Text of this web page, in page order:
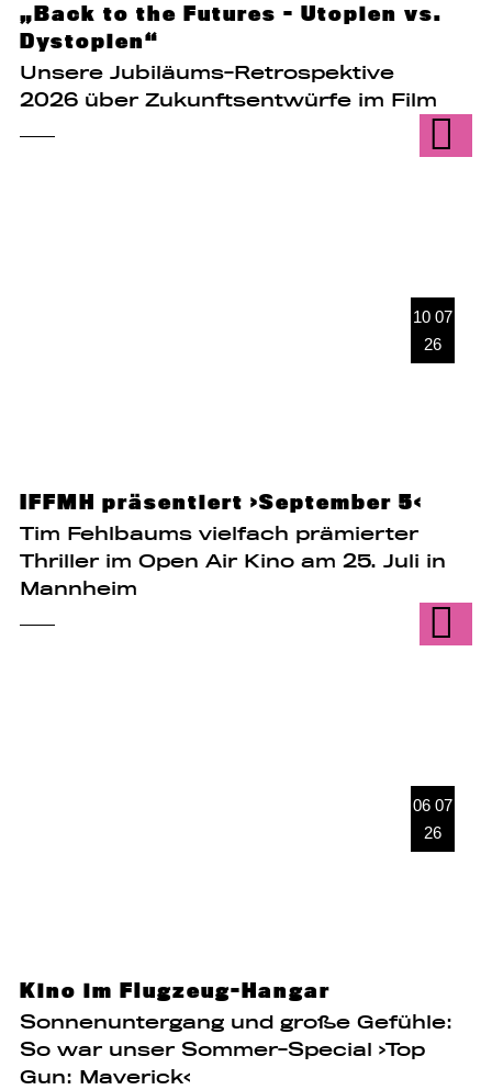
„Back to the Futures - Utopien vs.
Dystopien“
Unsere Jubiläums-Retrospektive
2026 über Zukunftsentwürfe im Film
IFFMH präsentiert ›September 5‹
Tim Fehlbaums vielfach prämierter
Thriller im Open Air Kino am 25. Juli in
Mannheim
10 07
26
Kino im Flugzeug-Hangar
Sonnenuntergang und große Gefühle:
So war unser Sommer-Special ›Top
Gun: Maverick‹
06 07
26